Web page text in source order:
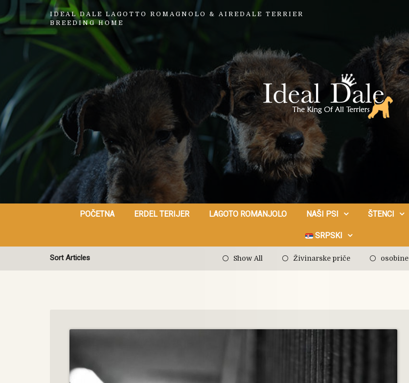
IDEAL DALE LAGOTTO ROMAGNOLO & AIREDALE TERRIER
BREEDING HOME
POČETNA ERDEL TERIJER LAGOTO ROMANJOLO NAŠI PSI ŠTENCI
SRPSKI
Sort Articles Show All Živinarske priče